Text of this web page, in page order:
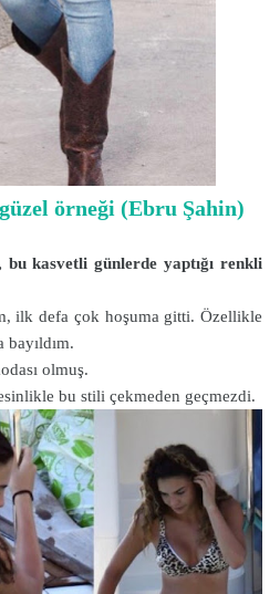
örneği (Ebru Şahin)
kasvetli günlerde yaptığı renkli
ilk defa çok hoşuma gitti. Özellikle
olmuş.
bu stili çekmeden geçmezdi.